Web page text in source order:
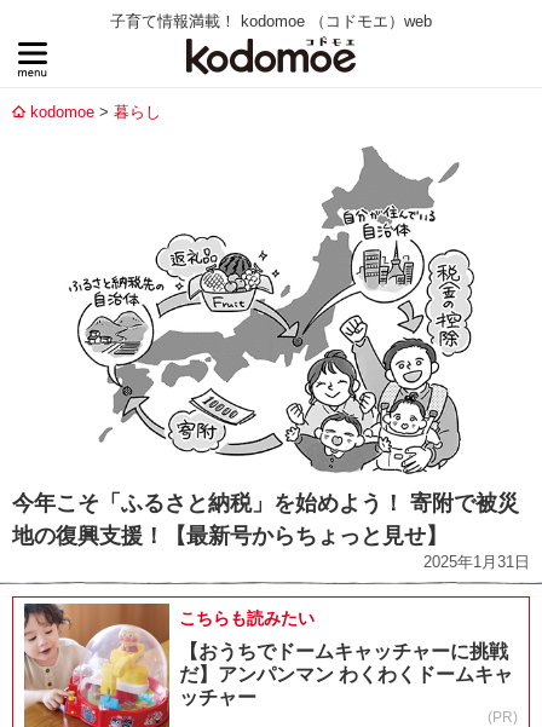
子育て情報満載！ kodomoe （コドモエ）web
kodomoe 暮らし
今年こそ「ふるさと納税」を始めよう！ 寄附で被災
地の復興支援！【最新号からちょっと見せ】
2025年1月31日
こちらも読みたい
【おうちでドームキャッチャーに挑戦
だ】アンパンマン わくわくドームキャ
ッチャー
(PR)